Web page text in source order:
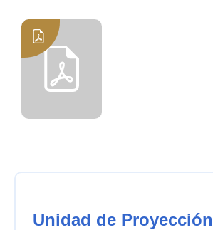
Unidad de Proyección